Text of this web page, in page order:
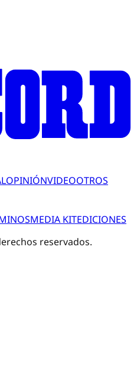
OPINIÓNVIDEOOTROS
MEDIA KITEDICIONES
reservados.